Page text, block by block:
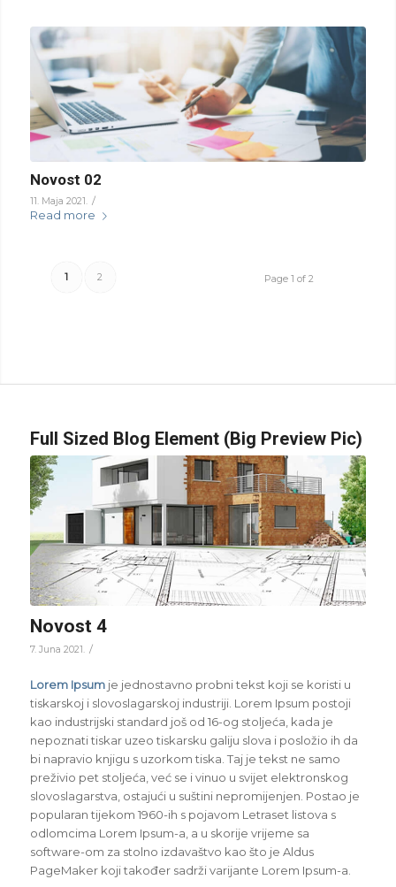
Novost 02
11. Maja 2021. /
Read more
Page 1 of 2
1 2
Full Sized Blog Element (Big Preview Pic)
Novost 4
7. Juna 2021. /
Lorem Ipsumje jednostavno probni tekst koji se koristi u
tiskarskoj i slovoslagarskoj industriji. Lorem Ipsum postoji
kao industrijski standard još od 16-og stoljeća, kada je
nepoznati tiskar uzeo tiskarsku galiju slova i posložio ih da
bi napravio knjigu s uzorkom tiska. Taj je tekst ne samo
preživio pet stoljeća, već se i vinuo u svijet elektronskog
slovoslagarstva, ostajući u suštini nepromijenjen. Postao je
popularan tijekom 1960-ih s pojavom Letraset listova s
odlomcima Lorem Ipsum-a, a u skorije vrijeme sa
software-om za stolno izdavaštvo kao što je Aldus
PageMaker koji također sadrži varijante Lorem Ipsum-a.